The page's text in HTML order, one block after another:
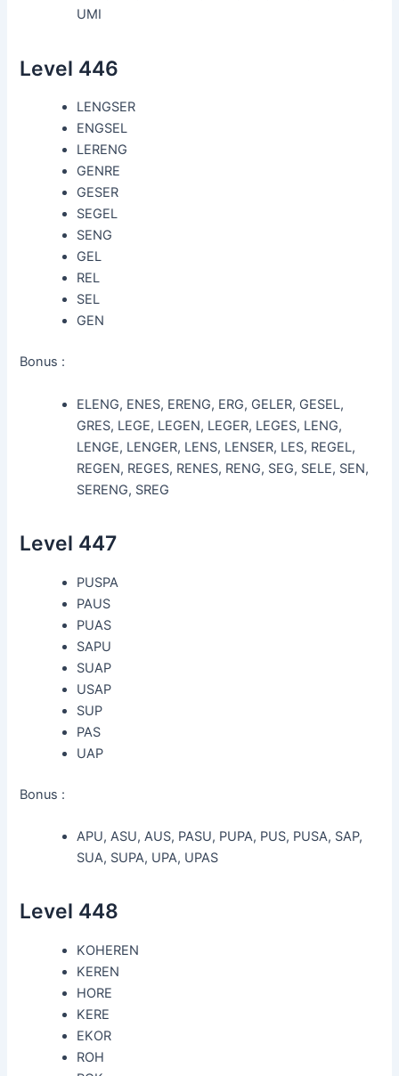
UMI
Level 446
LENGSER
ENGSEL
LERENG
GENRE
GESER
SEGEL
SENG
GEL
REL
SEL
GEN
Bonus :
ELENG, ENES, ERENG, ERG, GELER, GESEL,
GRES, LEGE, LEGEN, LEGER, LEGES, LENG,
LENGE, LENGER, LENS, LENSER, LES, REGEL,
REGEN, REGES, RENES, RENG, SEG, SELE, SEN,
SERENG, SREG
Level 447
PUSPA
PAUS
PUAS
SAPU
SUAP
USAP
SUP
PAS
UAP
Bonus :
APU, ASU, AUS, PASU, PUPA, PUS, PUSA, SAP,
SUA, SUPA, UPA, UPAS
Level 448
KOHEREN
KEREN
HORE
KERE
EKOR
ROH